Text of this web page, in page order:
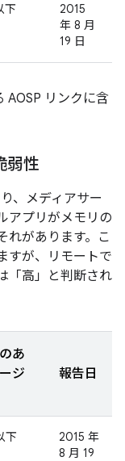
下
2015
年 8 月
19 日
AOSP リンクに含
弱性
、メディアサー
アプリがメモリの
れがあります。こ
すが、リモートで
「高」と判断され
あ
ジ
報告日
下
2015 年
8 月 19